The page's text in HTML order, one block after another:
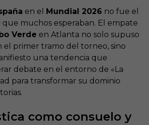
en el Mundial 2026 no fue el
que muchos esperaban. El empate
Verde en Atlanta no solo supuso
el primer tramo del torneo, sino
una tendencia que
debate en el entorno de «La
para transformar su dominio
como consuelo y